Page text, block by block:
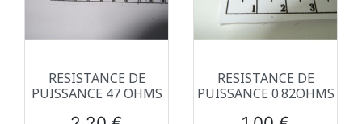
RESISTANCE DE
PUISSANCE 47 OHMS
Prix
RESISTANCE DE
PUISSANCE 0.82OHMS
Prix